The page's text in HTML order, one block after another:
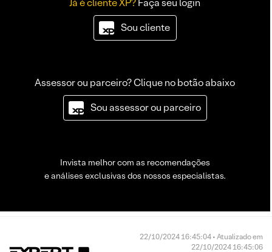
Já é cliente XP?Faça seu login
Sou cliente
Assessor ou parceiro? Clique no botão abaixo
Sou assessor ou parceiro
Invista melhor com as recomendações
e análises exclusivas dos nossos especialistas.
22/10/2024 16:45:04 • Atualizado em
22/10/2024 16:45:06